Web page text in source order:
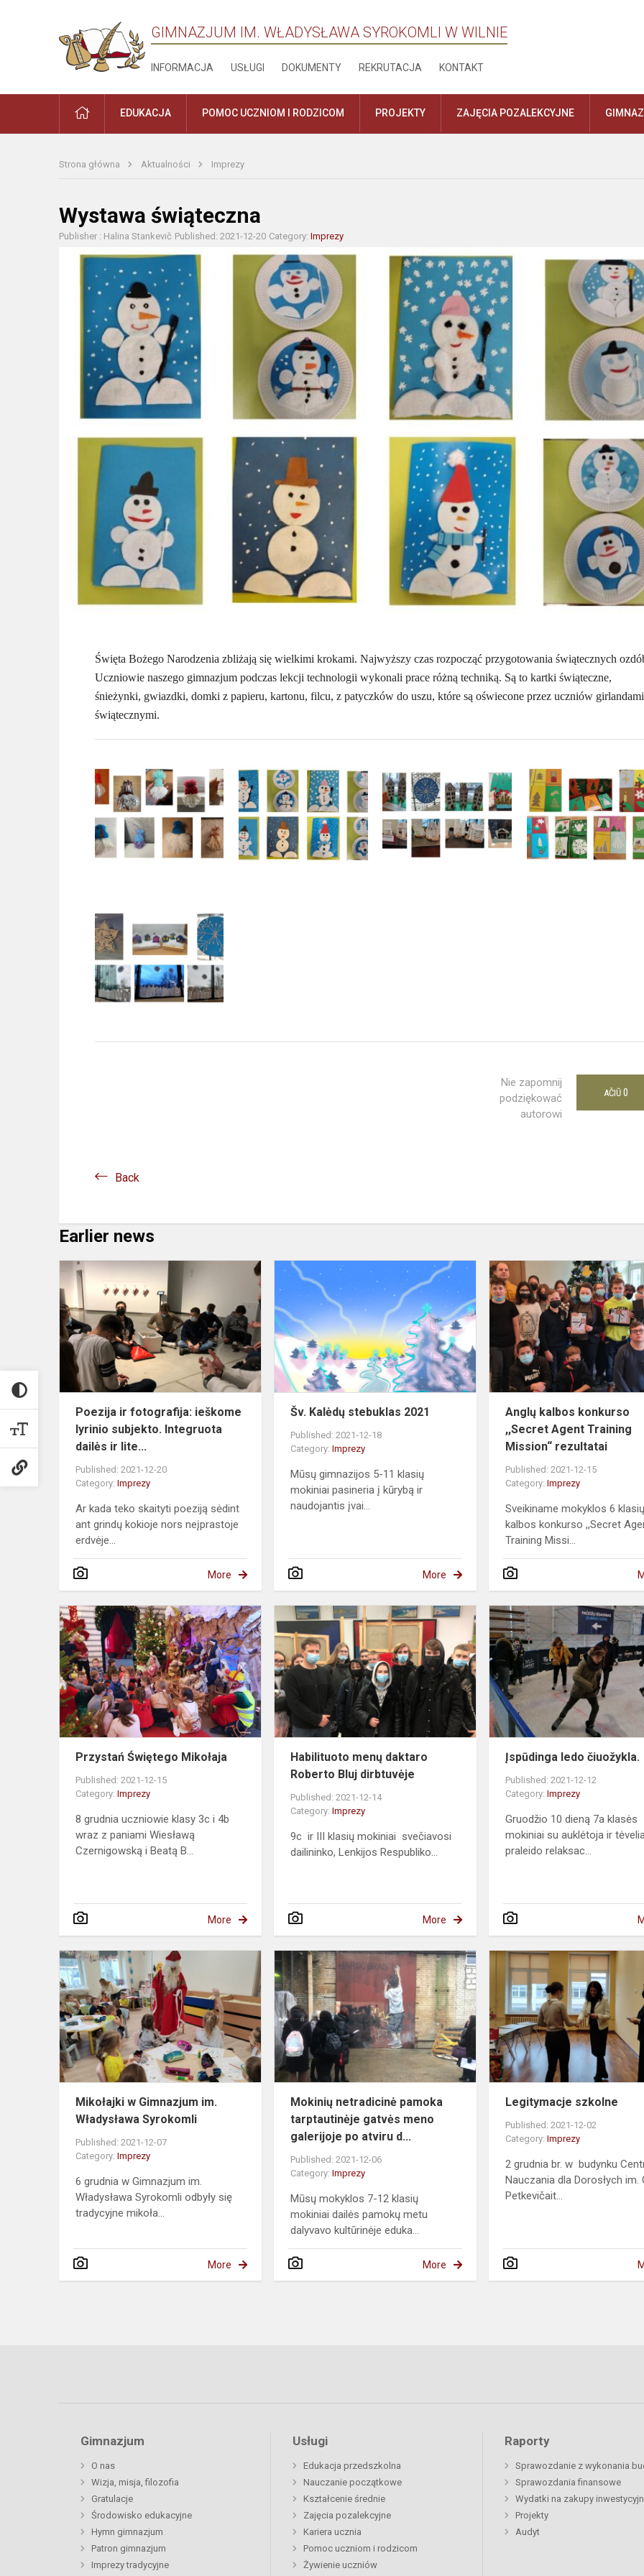
GIMNAZJUM IM. WŁADYSŁAWA SYROKOMLI W WILNIE
INFORMACJA USŁUGI DOKUMENTY REKRUTACJA KONTAKT
PRADŽIAEDUKACJA POMOC UCZNIOM I RODZICOM PROJEKTY ZAJĘCIA POZALEKCYJNE
Strona główna Aktualności Imprezy
Wystawa świąteczna
Publisher : Halina Stankevič Published: 2021-12-20 Category: Imprezy
Święta Bożego Narodzenia zbliżają się wielkimi krokami. Najwyższy czas rozpocząć przygotowania świątecznych
Uczniowie naszego gimnazjum podczas lekcji technologii wykonali prace różną techniką. Są to kartki świąteczne,
śnieżynki, gwiazdki, domki z papieru, kartonu, filcu, z patyczków do uszu, które są oświecone przez uczniów girlandami
świątecznymi.
Nie zapomnij
podziękować
autorowi
AČIŪ 0
Back
Earlier news
Poezija
ir
fotografija:
ieškome
lyrinio
subjekto. Integruot...
Poezija ir fotografija: ieškome
lyrinio subjekto. Integruota
dailės ir lite...
Published: 2021-12-20
Category: Imprezy
Ar kada teko skaityti poeziją sėdint
ant grindų kokioje nors neįprastoje
erdvėje...
More
Šv.
Kalėdų stebuklas 2021
Šv. Kalėdų stebuklas 2021
Published: 2021-12-18
Category:Imprezy
Mūsų gimnazijos 5-11 klasių
mokiniai pasineria į kūrybą ir
naudojantis įvai...
More
Anglų kalbos konkurso
,,Secret Agent Training
Mission“ rezultatai
Published: 2021-12-15
Category:Imprezy
Sveikiname mokyklos 6
kalbos konkurso ,,Secret
Training Missi...
Przystań
Świętego
Mikołaja
Przystań Świętego Mikołaja
Published: 2021-12-15
Category: Imprezy
8 grudnia uczniowie klasy 3c i 4b
wraz z paniami Wiesławą
Czernigowską i Beatą B...
More
Habilituoto
menų
daktaro
Roberto
Bluj
dirbtuvėje
Habilituoto menų daktaro
Roberto Bluj dirbtuvėje
Published: 2021-12-14
Category:Imprezy
9c ir III klasių mokiniai svečiavosi
dailininko, Lenkijos Respubliko...
More
Įspūdinga ledo čiuožykla.
Published: 2021-12-12
Category:Imprezy
Gruodžio 10 dieną 7a klasės
mokiniai su auklėtoja ir
praleido relaksac...
Mikołajki
w
Gimnazjum
im.
Władysława
Syrokomli
Mikołajki w Gimnazjum im.
Władysława Syrokomli
Published: 2021-12-07
Category: Imprezy
6 grudnia w Gimnazjum im.
Władysława Syrokomli odbyły się
tradycyjne mikoła...
More
Mokinių
netradicinė
pamoka
tarptautinėje
gatvės
meno
galeri...
Mokinių netradicinė pamoka
tarptautinėje gatvės meno
galerijoje po atviru d...
Published: 2021-12-06
Category:Imprezy
Mūsų mokyklos 7-12 klasių
mokiniai dailės pamokų metu
dalyvavo kultūrinėje eduka...
More
Legitymacje szkolne
Published: 2021-12-02
Category:Imprezy
2 grudnia br. w budynku
Nauczania dla Dorosłych im.
Petkevičait...
Gimnazjum
O nas
Wizja, misja, filozofia
Gratulacje
Środowisko edukacyjne
Hymn gimnazjum
Patron gimnazjum
Imprezy tradycyjne
Usługi
Edukacja przedszkolna
Nauczanie początkowe
Kształcenie średnie
Zajęcia pozalekcyjne
Kariera ucznia
Pomoc uczniom i rodzicom
Żywienie uczniów
Raporty
Sprawozdanie z wykonania
Sprawozdania finansowe
Wydatki na zakupy
Projekty
Audyt